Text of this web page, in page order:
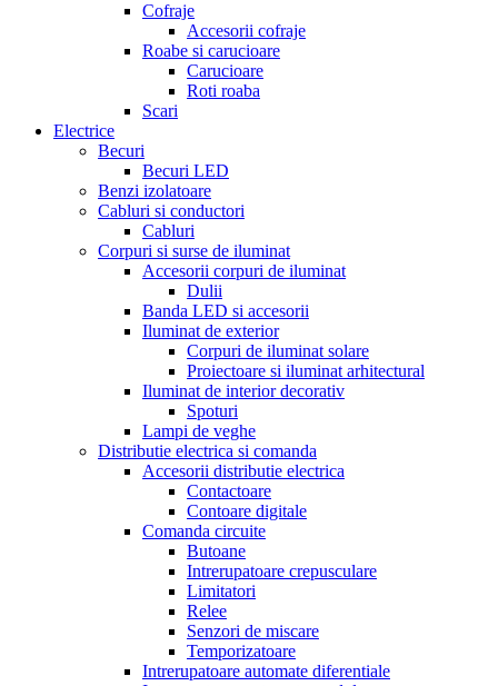
Cofraje
Accesorii cofraje
Roabe si carucioare
Carucioare
Roti roaba
Scari
Electrice
Becuri
Becuri LED
Benzi izolatoare
Cabluri si conductori
Cabluri
Corpuri si surse de iluminat
Accesorii corpuri de iluminat
Dulii
Banda LED si accesorii
Iluminat de exterior
Corpuri de iluminat solare
Proiectoare si iluminat arhitectural
Iluminat de interior decorativ
Spoturi
Lampi de veghe
Distributie electrica si comanda
Accesorii distributie electrica
Contactoare
Contoare digitale
Comanda circuite
Butoane
Intrerupatoare crepusculare
Limitatori
Relee
Senzori de miscare
Temporizatoare
Intrerupatoare automate diferentiale